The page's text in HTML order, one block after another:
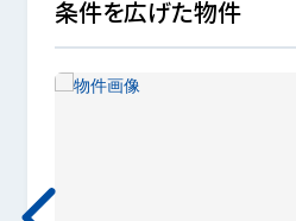
条件を広げた物件